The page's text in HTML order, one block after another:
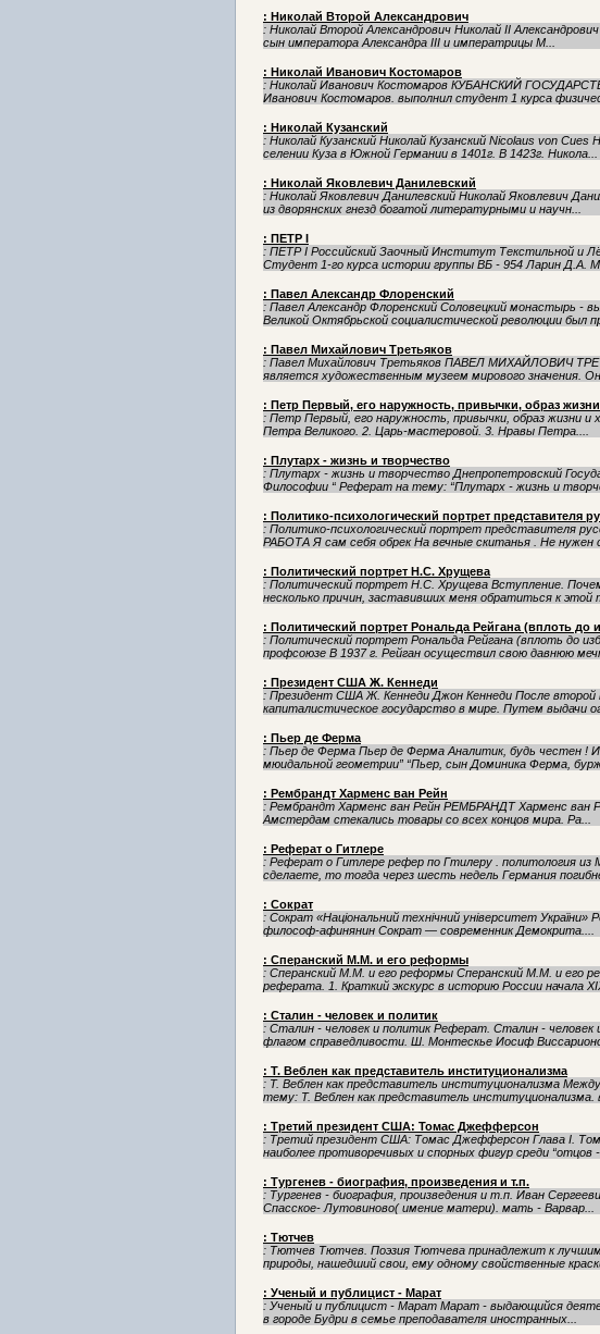
: Николай Второй Александрович
: Николай Второй Александрович Николай II
сын императора Александра III и императрицы М...
: Николай Иванович Костомаров
: Николай Иванович Костомаров КУБАНСКИЙ
Иванович Костомаров. выполнил студент 1 курса
: Николай Кузанский
: Николай Кузанский Николай Кузанский Nicolaus von
селении Куза в Южной Германии в 1401г. В 1423г. Никола...
: Николай Яковлевич Данилевский
: Николай Яковлевич Данилевский Николай Яковлевич
из дворянских гнезд богатой литературными и научн...
: ПЕТР I
: ПЕТР I Российский Заочный Институт Текстильной и
Студент 1-го курса истории группы ВБ - 954 Ларин Д.А.
: Павел Александр Флоренский
: Павел Александр Флоренский Соловецкий монастырь -
Великой Октябрьской социалистической революции был
: Павел Михайлович Третьяков
: Павел Михайлович Третьяков ПАВЕЛ МИХАЙЛОВИЧ
является художественным музеем мирового значения.
: Петр Первый, его наружность, привычки, образ жизни
: Петр Первый, его наружность, привычки, образ жизни
Петра Великого. 2. Царь-мастеровой. 3. Нравы Петра....
: Плутарх - жизнь и творчество
: Плутарх - жизнь и творчество Днепропетровский
Философии “ Реферат на тему: “Плутарх - жизнь и
: Политико-психологический портрет представителя
: Политико-психологический портрет
РАБОТА Я сам себя обрек На вечные скитанья . Не нужен
: Политический портрет Н.С. Хрущева
: Политический портрет Н.С. Хрущева Вступление.
несколько причин, заставивших меня обратиться к этой
: Политический портрет Рональда Рейгана (вплоть до
: Политический портрет Рональда Рейгана (вплоть до
профсоюзе В 1937 г. Рейган осуществил свою давнюю
: Президент США Ж. Кеннеди
: Президент США Ж. Кеннеди Джон Кеннеди После
капиталистическое государство в мире. Путем выдачи
: Пьер де Ферма
: Пьер де Ферма Пьер де Ферма Аналитик, будь честен
мюидальной геометрии” “Пьер, сын Доминика Ферма,
: Рембрандт Харменс ван Рейн
: Рембрандт Харменс ван Рейн РЕМБРАНДТ Харменс ван
Амстердам стекались товары со всех концов мира. Ра...
: Реферат о Гитлере
: Реферат о Гитлере рефер по Гтилеру . политология
сделаете, то тогда через шесть недель Германия
: Сократ
: Сократ «Національний технічний університет
философ-афинянин Сократ — современник Демокрита....
: Сперанский М.М. и его реформы
: Сперанский М.М. и его реформы Сперанский М.М. и его
реферата. 1. Краткий экскурс в историю России начала
: Сталин - человек и политик
: Сталин - человек и политик Реферат. Сталин -
флагом справедливости. Ш. Монтескье Иосиф
: Т. Веблен как представитель институционализма
: Т. Веблен как представитель институционализма
тему: Т. Веблен как представитель институционализма.
: Третий президент США: Томас Джефферсон
: Третий президент США: Томас Джефферсон Глава I.
наиболее противоречивых и спорных фигур среди “отцов -
: Тургенев - биография, произведения и т.п.
: Тургенев - биография, произведения и т.п. Иван
Спасское- Лутовиново( имение матери). мать - Варвар...
: Тютчев
: Тютчев Тютчев. Поэзия Тютчева принадлежит к лучшим
природы, нашедший свои, ему одному свойственные
: Ученый и публицист - Марат
: Ученый и публицист - Марат Марат - выдающийся
в городе Будри в семье преподавателя иностранных...